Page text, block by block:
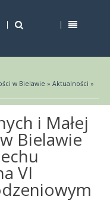
w Bielawie »Aktualności »
i Małej
Bielawie
VI